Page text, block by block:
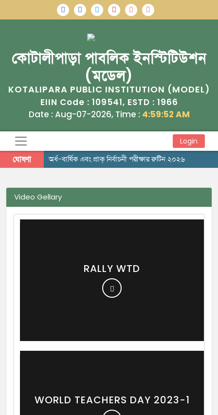
কোটালীপাড়া পাবলিক ইনস্টিটিউশন
(মডেল)
KOTALIPARA PUBLIC INSTITUTION (MODEL)
EIIN Code : 109541, ESTD : 1966
Date : Aug-07-2026, Time : 4:59:52 AM
Login
ঘোষণা অর্ধ-বার্ষিক এবং প্রাক্ নির্বাচনী পরীক্ষার রুটিন ২০২৬
Video Gellary
RALLY WTD
WORLD TEACHERS DAY 2023-1